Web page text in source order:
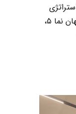
های ممکن برای پیشبرد پروژه جهان نما ۵،